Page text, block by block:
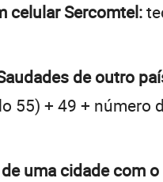
celular Sercomtel:
de outro
55) + 49 +
uma cidade com